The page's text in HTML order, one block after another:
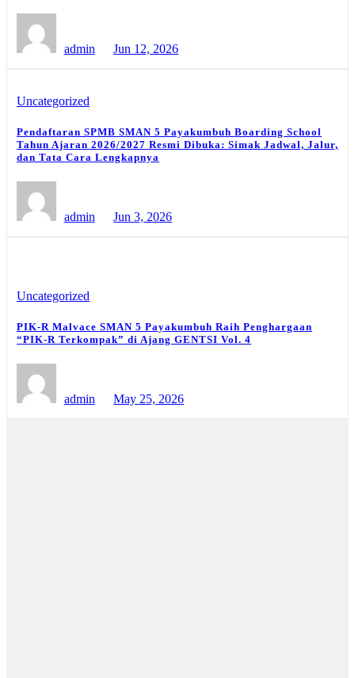
admin Jun 12, 2026
Uncategorized
Pendaftaran SPMB SMAN 5 Payakumbuh Boarding School
Tahun Ajaran 2026/2027 Resmi Dibuka: Simak Jadwal, Jalur,
dan Tata Cara Lengkapnya
admin Jun 3, 2026
Uncategorized
PIK-R Malvace SMAN 5 Payakumbuh Raih Penghargaan
“PIK-R Terkompak” di Ajang GENTSI Vol. 4
admin May 25, 2026